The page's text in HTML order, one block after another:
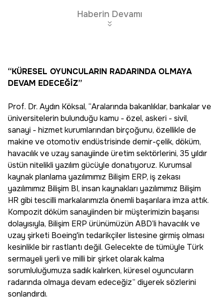
Haberin Devamı
“KÜRESEL OYUNCULARIN RADARINDA OLMAYA
DEVAM EDECEĞİZ”
Prof. Dr. Aydın Köksal, “Aralarında bakanlıklar, bankalar ve
üniversitelerin bulunduğu kamu - özel, askeri - sivil,
sanayi - hizmet kurumlarından birçoğunu, özellikle de
makine ve otomotiv endüstrisinde demir-çelik, döküm,
havacılık ve uzay sanayiinde üretim sektörlerini, 35 yıldır
üstün nitelikli yazılım gücüyle donatıyoruz. Kurumsal
kaynak planlama yazılımımız Bilişim ERP, iş zekası
yazılımımız Bilişim BI, insan kaynakları yazılımımız Bilişim
HR gibi tescilli markalarımızla önemli başarılara imza attık.
Kompozit döküm sanayiinden bir müşterimizin başarısı
dolayısıyla, Bilişim ERP ürünümüzün ABD’li havacılık ve
uzay şirketi Boeing'in tedarikçiler listesine girmiş olması
kesinlikle bir rastlantı değil. Gelecekte de tümüyle Türk
sermayeli yerli ve milli bir şirket olarak kalma
sorumluluğumuza sadık kalırken, küresel oyuncuların
radarında olmaya devam edeceğiz” diyerek sözlerini
sonlandırdı.